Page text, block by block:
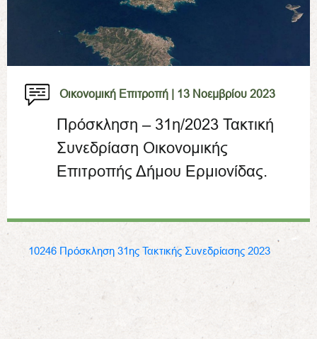
Οικονομική Επιτροπή | 13 Νοεμβρίου 2023
Πρόσκληση – 31η/2023 Τακτική
Συνεδρίαση Οικονομικής
Επιτροπής Δήμου Ερμιονίδας.
10246 Πρόσκληση 31ης Τακτικής Συνεδρίασης 2023